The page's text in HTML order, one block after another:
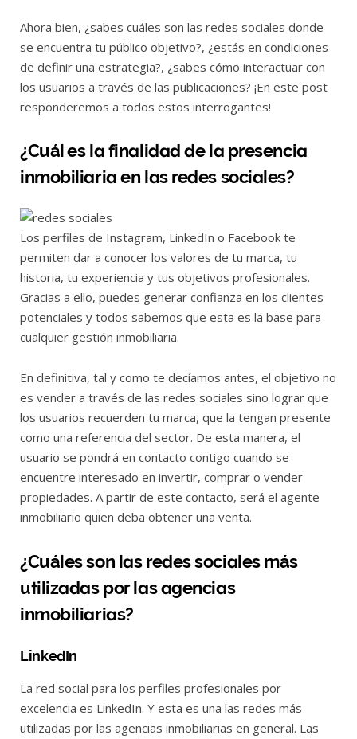
Ahora bien, ¿sabes cuáles son las redes sociales donde
se encuentra tu público objetivo?, ¿estás en condiciones
de definir una estrategia?, ¿sabes cómo interactuar con
los usuarios a través de las publicaciones? ¡En este post
responderemos a todos estos interrogantes!
¿Cuál es la finalidad de la presencia
inmobiliaria en las redes sociales?
Los perfiles de Instagram, LinkedIn o Facebook te
permiten dar a conocer los valores de tu marca, tu
historia, tu experiencia y tus objetivos profesionales.
Gracias a ello, puedes generar confianza en los clientes
potenciales y todos sabemos que esta es la base para
cualquier gestión inmobiliaria.
En definitiva, tal y como te decíamos antes, el objetivo no
es vender a través de las redes sociales sino lograr que
los usuarios recuerden tu marca, que la tengan presente
como una referencia del sector. De esta manera, el
usuario se pondrá en contacto contigo cuando se
encuentre interesado en invertir, comprar o vender
propiedades. A partir de este contacto, será el agente
inmobiliario quien deba obtener una venta.
¿Cuáles son las redes sociales más
utilizadas por las agencias
inmobiliarias?
LinkedIn
La red social para los perfiles profesionales por
excelencia es LinkedIn. Y esta es una las redes más
utilizadas por las agencias inmobiliarias en general. Las